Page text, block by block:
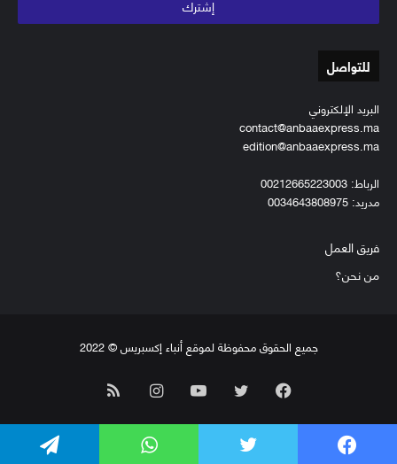
للتواصل
البريد الإلكتروني
contact@anbaaexpress.ma
edition@anbaaexpress.ma
الرباط: 00212665223003
مدريد: 0034643808975
فريق العمل
من نحن؟
جميع الحقوق محفوظة لموقع أنباء إكسبريس © 2022
فيسبوك تويتر يوتيوب انستقرام
الموقع